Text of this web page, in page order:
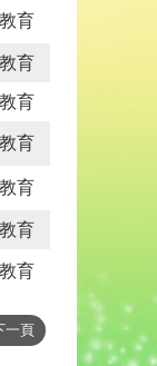
育
育
育
育
育
育
育